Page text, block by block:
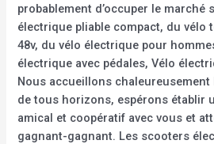
probablement d’occuper le marché
électrique pliable compact, du
48v, du vélo électrique pour
électrique avec pédales, Vélo
Nous accueillons
de tous horizons, espérons établir
amical et coopératif avec vous et
gagnant-gagnant. Les scooters